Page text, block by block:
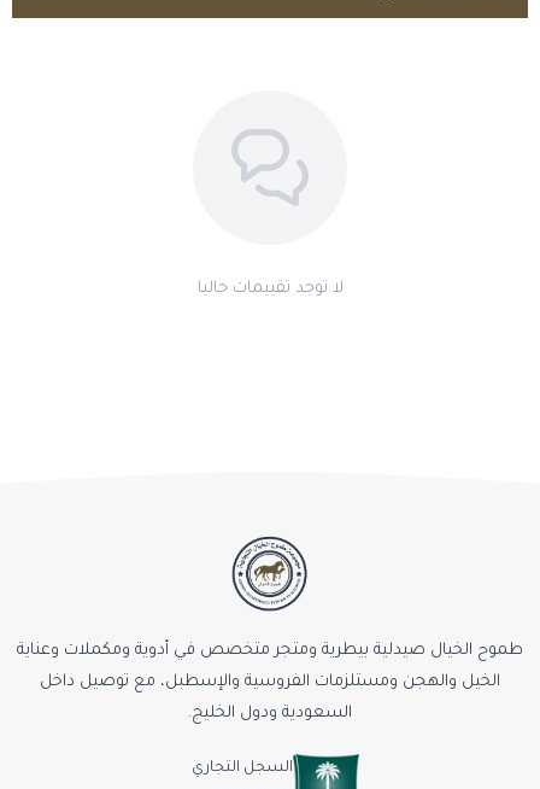
اطلب المنتج
لا توجد تقييمات حاليا
طموح الخيال صيدلية بيطرية ومتجر متخصص في أدوية ومكملات وعناية
الخيل والهجن ومستلزمات الفروسية والإسطبل، مع توصيل داخل
السعودية ودول الخليج.
السجل التجاري